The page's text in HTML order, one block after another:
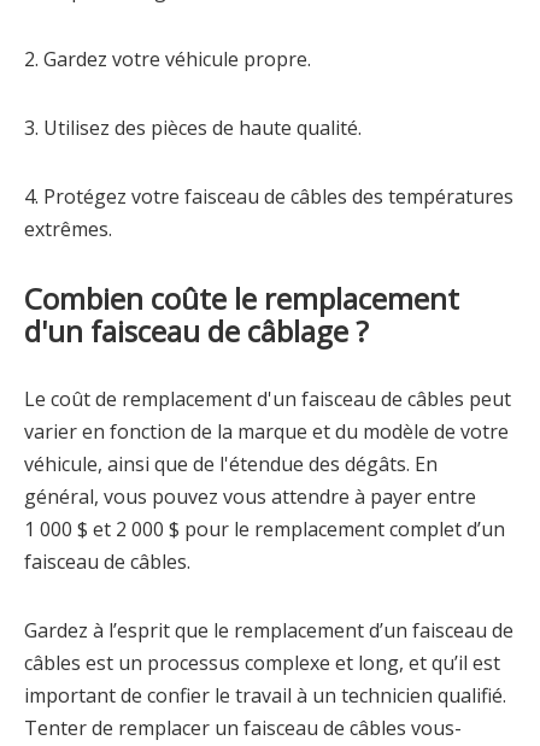
2. Gardez votre véhicule propre.
3. Utilisez des pièces de haute qualité.
4. Protégez votre faisceau de câbles des températures
extrêmes.
Combien coûte le remplacement
d'un faisceau de câblage ?
Le coût de remplacement d'un faisceau de câbles peut
varier en fonction de la marque et du modèle de votre
véhicule, ainsi que de l'étendue des dégâts. En
général, vous pouvez vous attendre à payer entre
1 000 $ et 2 000 $ pour le remplacement complet d’un
faisceau de câbles.
Gardez à l’esprit que le remplacement d’un faisceau de
câbles est un processus complexe et long, et qu’il est
important de confier le travail à un technicien qualifié.
Tenter de remplacer un faisceau de câbles vous-